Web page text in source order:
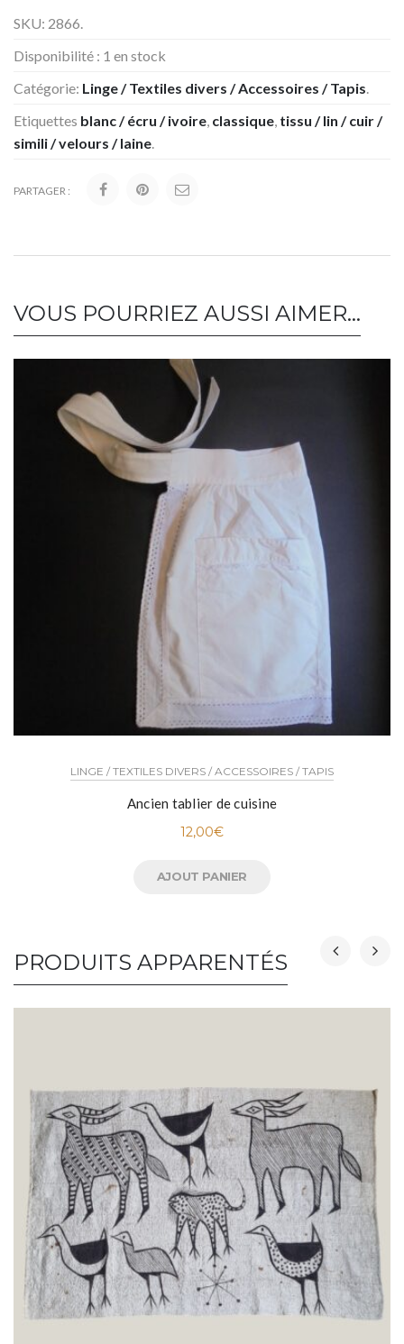
SKU: 2866
Disponibilité : 1 en stock
Catégorie: Linge / Textiles divers / Accessoires / Tapis
Etiquettes blanc / écru / ivoire classique tissu / lin / cuir /
simili / velours / laine
PARTAGER :
VOUS POURRIEZ AUSSI AIMER…
LINGE / TEXTILES DIVERS / ACCESSOIRES / TAPIS
Ancien tablier de cuisine
12,00€
AJOUT PANIER
PRODUITS APPARENTÉS